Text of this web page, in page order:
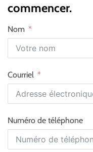
commencer.
Nom
Courriel
Numéro de téléphone